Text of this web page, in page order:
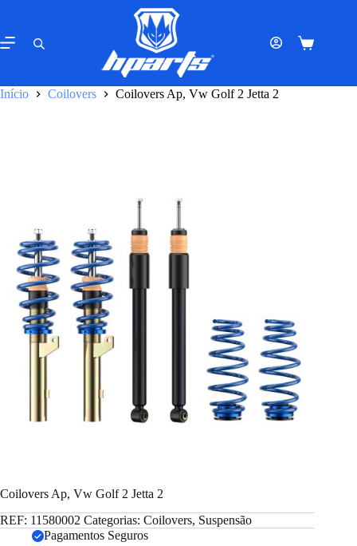
o
conteúdo
Carrinho
Início
Coilovers Coilovers Ap, Vw Golf 2 Jetta 2
Coilovers Ap, Vw Golf 2 Jetta 2
REF: 11580002 Categorias: Coilovers, Suspensão
Pagamentos Seguros